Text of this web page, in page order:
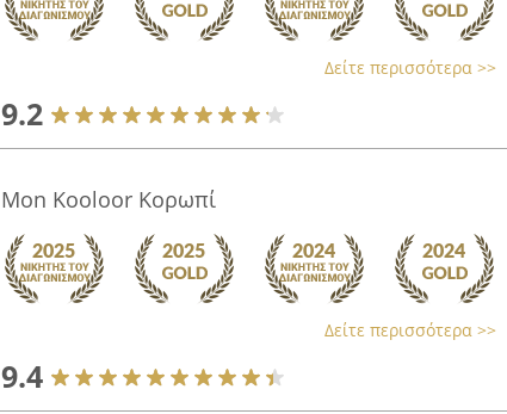
Δείτε περισσότερα >>
9.2
Mon Kooloor Κορωπί
Δείτε περισσότερα >>
9.4